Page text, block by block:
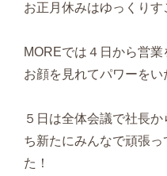
お正月休みはゆっくりす
MOREでは４日から営
お顔を見れてパワーを
５日は全体会議で社長
ち新たにみんなで頑張
た！